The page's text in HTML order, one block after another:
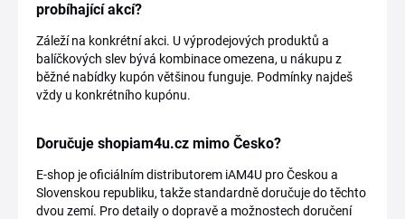
probíhající akcí?
Záleží na konkrétní akci. U výprodejových produktů a
balíčkových slev bývá kombinace omezena, u nákupu z
běžné nabídky kupón většinou funguje. Podmínky najdeš
vždy u konkrétního kupónu.
Doručuje shopiam4u.cz mimo Česko?
E-shop je oficiálním distributorem iAM4U pro Českou a
Slovenskou republiku, takže standardně doručuje do těchto
dvou zemí. Pro detaily o dopravě a možnostech doručení